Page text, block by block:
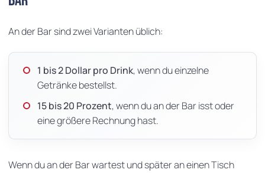
An der Bar sind zwei Varianten üblich:
1 bis 2 Dollar pro Drink, wenn du einzelne
Getränke bestellst.
15 bis 20 Prozent, wenn du an der Bar isst oder
eine größere Rechnung hast.
Wenn du an der Bar wartest und später an einen Tisch